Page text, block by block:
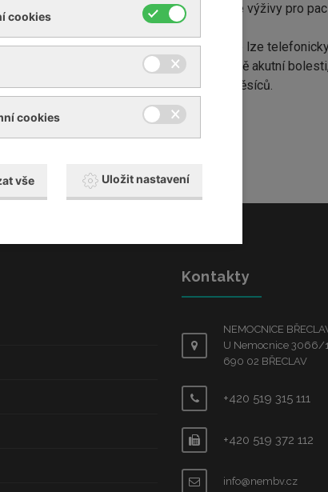
realizuje předepisování umělé doplňkové výživy pro
výživy.
žádanku k vyšetření. Objednat se lze
lékař, který Vás k nám odesílá. Kromě akutní
třeba počítat s objednací dobou v řádu měsíců.
Kontakty
NEMOCNICE
U Nemocnice 3066/
690 02 BŘECLAV
+420 519 315 111
+420 519 372 112
info@nembv.cz
cookies
cookies
vše Uložit nastavení